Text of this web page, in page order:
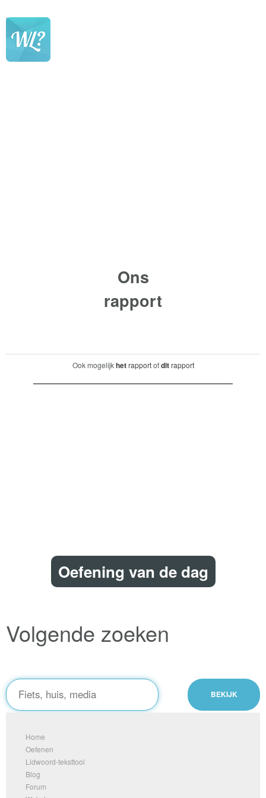
Ons
rapport
Ook mogelijkhetrapportofditrapport
Oefening van de dag
Volgende zoeken
Home
Oefenen
Lidwoord-teksttool
Blog
Forum